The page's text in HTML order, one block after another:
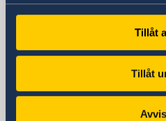
Tillåt
Tillåt
Postal address
Embassy of Sweden
Islamabad
Phone
Embassy